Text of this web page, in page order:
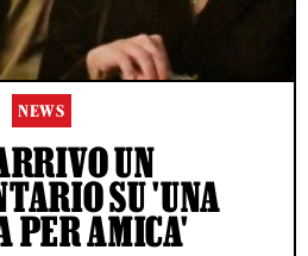
NEWS
UN
SU 'UNA
PER AMICA'